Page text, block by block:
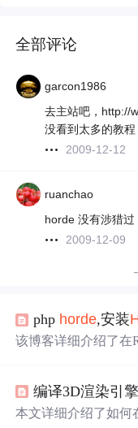
全部评论
garcon1986
去主站吧，http://
没看到太多的教程
2009-12-12
ruanchao
horde 没有涉猎过
2009-12-09
php horde,安装
该博客详细介绍了在
应的权限。接着，配
ql数据库，并导入了
编译3D渲染引擎
本文详细介绍了如何